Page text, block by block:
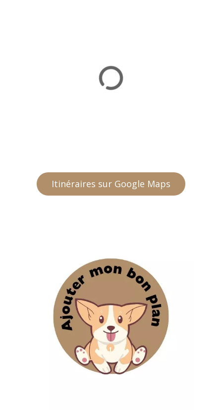
Itinéraires sur Google Maps